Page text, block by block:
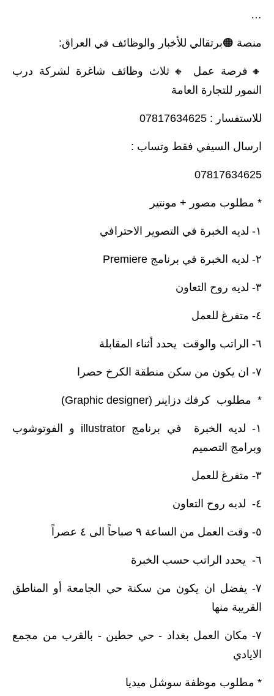
المرحلة الابتدائية
المرحلة المتوسطة
نتائج القبول المركزي
الطقس
العطل
صحة وطب
…
منصة 🟠برتقالي للأخبار والوظائف في العراق:
🔸️فرصة عمل 🔸️ثلاث وظائف شاغرة لشركة درب
النمور للتجارة العامة
للاستفسار : 07817634625
ارسال السيفي فقط وتساب :
07817634625
* مطلوب مصور + مونتير
١- لديه الخبرة في التصوير الاحترافي
٢- لديه الخبرة في برنامج Premiere
٣- لديه روح التعاون
٤- متفرغ للعمل
٦- الراتب والوقت يحدد أثناء المقابلة
٧- ان يكون من سكن منطقة الكرخ حصرا
* مطلوب كرفك دزاينر (Graphic designer)
١- لديه الخبرة في برنامج illustrator و الفوتوشوب
وبرامج التصميم
٣- متفرغ للعمل
٤- لديه روح التعاون
٥- وقت العمل من الساعة ٩ صباحاً الى ٤ عصراً
٦- يحدد الراتب حسب الخبرة
٧- يفضل ان يكون من سكنة حي الجامعة أو المناطق
القريبة منها
٧- مكان العمل بغداد - حي حطين - بالقرب من مجمع
الايادي
* مطلوب موظفة سوشل ميديا